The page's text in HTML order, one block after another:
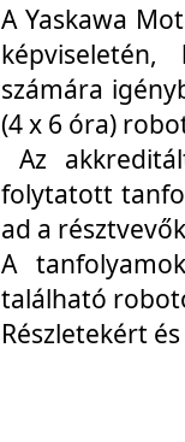
A Yaskawa
számára
(4 x 6 óra)
Az
folytatott
ad a
A
található
Részletekért